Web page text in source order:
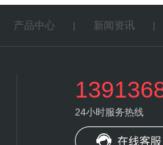
产品中心 | 新闻资讯 |
24小时服务热线